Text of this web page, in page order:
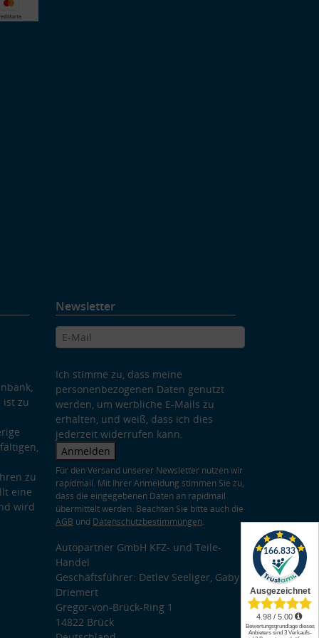
ist zu
zu
eine
wird
Newsletter
Ich stimme zu, dass meine
personenbezogenen Daten genutzt
werden, um werbliche E-Mails zu
erhalten, und weiß, dass ich dies
jederzeit widerrufen kann.
Anmelden
Für den Versand unserer Newsletter nutzen wir
rapidmail. Mit Ihrer Anmeldung stimmen Sie zu,
dass die eingegebenen Daten an rapidmail
übermittelt werden. Beachten Sie bitte auch die
AGB und Datenschutzbestimmungen.
Autopartner GmbH KFZ- und Teile-
Handel
Geschäftsführer: Detlev Seeliger, Gaby
Driemert
Gregor-von-Brück-Ring 1
14822 Brück